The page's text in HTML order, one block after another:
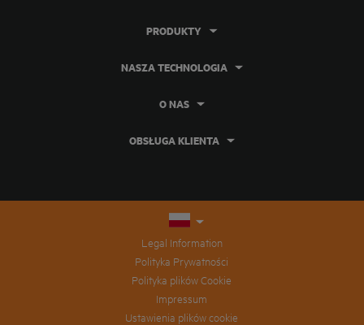
PRODUKTY
NASZA TECHNOLOGIA
O NAS
OBSŁUGA KLIENTA
Legal Information
Polityka Prywatności
Polityka plików Cookie
Impressum
Ustawienia plików cookie